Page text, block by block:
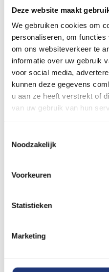
Deze website maakt
We gebruiken cookies om
personaliseren, om
om ons websiteverkeer te
informatie over uw gebruik
voor social media,
kunnen deze gegevens
u aan ze heeft verstrekt of
van uw gebruik van hun
Noodzakelijk
Voorkeuren
Statistieken
Marketing
gebruik van 19
Oktober 2010. De
naar de Nederlandse
vlag bestaan uit een wit
een vertivale rode
horizontale blauwe
waar de banden elkaar
stonden tot 1986 zeg
Deze staan voor de vijf
Curacao, Saba, Sint
Antiliaanse vlag
kopen. We helpen je
Nederlandse Antillen